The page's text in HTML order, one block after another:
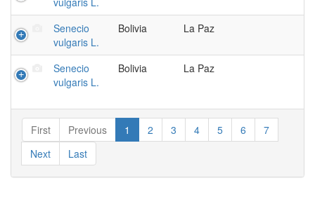
Senecio
vulgaris L.
Bolivia La Paz
Senecio
vulgaris L.
Bolivia La Paz
First Previous 1 2 3 4 5 6
7
Next
Last